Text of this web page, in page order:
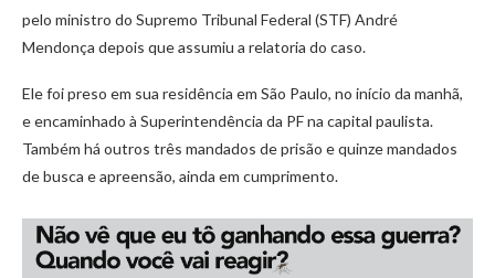
pelo ministro do Supremo Tribunal Federal (STF) André
Mendonça depois que assumiu a relatoria do caso.
Ele foi preso em sua residência em São Paulo, no início da manhã,
e encaminhado à Superintendência da PF na capital paulista.
Também há outros três mandados de prisão e quinze mandados
de busca e apreensão, ainda em cumprimento.